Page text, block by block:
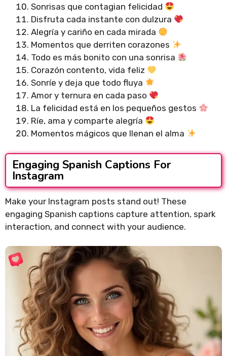
Sonrisas que contagian felicidad
Disfruta cada instante con dulzura
Alegría y cariño en cada mirada
Momentos que derriten corazones
Todo es más bonito con una sonrisa
Corazón contento, vida feliz
Sonríe y deja que todo fluya
Amor y ternura en cada paso
La felicidad está en los pequeños gestos
Ríe, ama y comparte alegría
Momentos mágicos que llenan el alma
Engaging Spanish Captions For
Instagram
Make your Instagram posts stand out! These
engaging Spanish captions capture attention, spark
interaction, and connect with your audience.